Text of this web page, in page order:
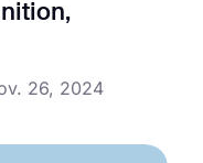
26, 2024